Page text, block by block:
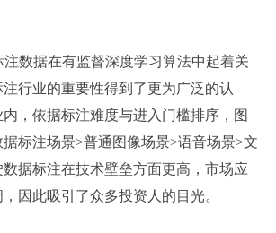
数据在有监督深度学习算法中起着关
行业的重要性得到了更为广泛的认
，依据标注难度与进入门槛排序，图
标注场景>普通图像场景>语音场景>文
据标注在技术壁垒方面更高，市场应
因此吸引了众多投资人的目光。